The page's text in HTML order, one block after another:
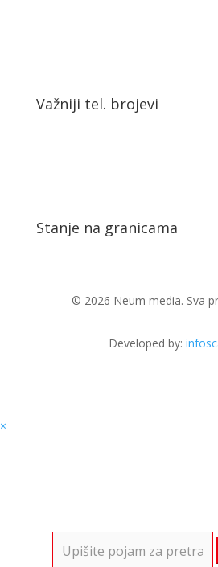
Važniji tel. brojevi
Stanje na granicama
© 2026 Neum media. Sva
Developed by:
×
for: